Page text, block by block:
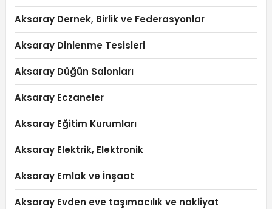
Aksaray Dernek, Birlik ve Federasyonlar
Aksaray Dinlenme Tesisleri
Aksaray Düğün Salonları
Aksaray Eczaneler
Aksaray Eğitim Kurumları
Aksaray Elektrik, Elektronik
Aksaray Emlak ve İnşaat
Aksaray Evden eve taşımacılık ve nakliyat